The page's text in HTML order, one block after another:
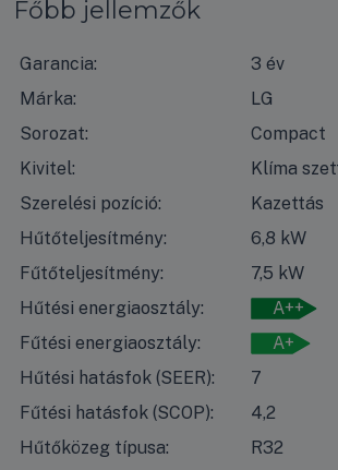
Főbb jellemzők
Garancia:
3 év
Márka:
LG
Sorozat:
Compact
Kivitel:
Klíma
Szerelési pozíció:
Kazettás
Hűtőteljesítmény:
6,8 kW
Fűtőteljesítmény:
7,5 kW
Hűtési energiaosztály:
A++
Fűtési energiaosztály:
A+
Hűtési hatásfok (SEER):
7
Fűtési hatásfok (SCOP):
4,2
Hűtőközeg típusa:
R32